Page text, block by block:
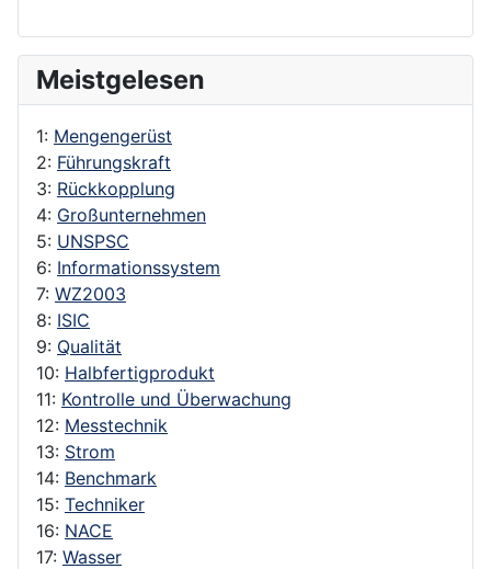
Meistgelesen
1: Mengengerüst
2: Führungskraft
3: Rückkopplung
4: Großunternehmen
5: UNSPSC
6: Informationssystem
7: WZ2003
8: ISIC
9: Qualität
10: Halbfertigprodukt
11: Kontrolle und Überwachung
12: Messtechnik
13: Strom
14: Benchmark
15: Techniker
16: NACE
17: Wasser